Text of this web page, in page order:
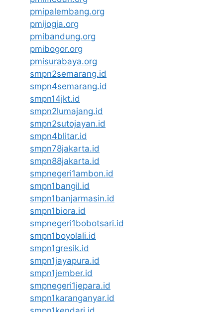
pmipalembang.org
pmijogja.org
pmibandung.org
pmibogor.org
pmisurabaya.org
smpn2semarang.id
smpn4semarang.id
smpn14jkt.id
smpn2lumajang.id
smpn2sutojayan.id
smpn4blitar.id
smpn78jakarta.id
smpn88jakarta.id
smpnegeri1ambon.id
smpn1bangil.id
smpn1banjarmasin.id
smpn1biora.id
smpnegeri1bobotsari.id
smpn1boyolali.id
smpn1gresik.id
smpn1jayapura.id
smpn1jember.id
smpnegeri1jepara.id
smpn1karanganyar.id